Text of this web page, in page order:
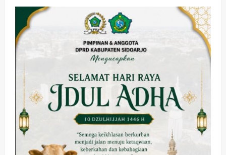
Pekerja
Ketenagakerjaan
Disnaker
Diharapkan
Capai
Win-
Solution